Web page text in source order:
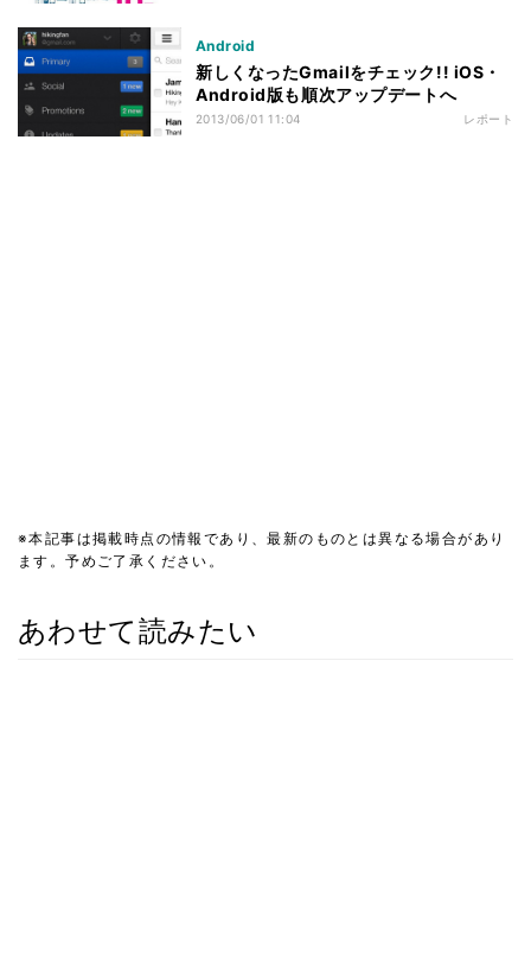
Android
新しくなったGmailをチェック!! iOS・
Android版も順次アップデートへ
2013/06/01 11:04 レポート
※本記事は掲載時点の情報であり、最新のものとは異なる場合があり
ます。予めご了承ください。
あわせて読みたい